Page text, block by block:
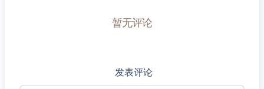
暂无评论
发表评论